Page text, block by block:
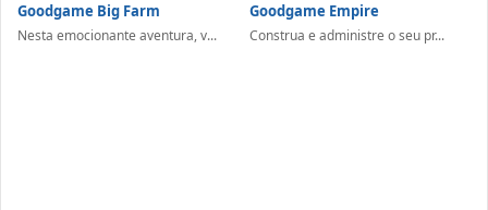
Goodgame Big Farm
Nesta emocionante aventura, v...
Goodgame Empire
Construa e administre o seu pr...